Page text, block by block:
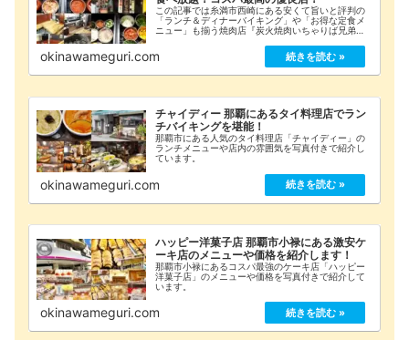
この記事では糸満市西崎にある安くて旨いと評判の
「ランチ＆ディナーバイキング」や「お得な定食メ
ニュー」も揃う焼肉店『炭火焼肉いちゃりば兄弟』
店舗情報」をまとめてみましたのでご覧ください！
okinawameguri.com
チャイディー 那覇にあるタイ料理店でラン
チバイキングを堪能！
那覇市にある人気のタイ料理店「チャイディー」の
ランチメニューや店内の雰囲気を写真付きで紹介し
ています。
okinawameguri.com
ハッピー洋菓子店 那覇市小禄にある激安ケ
ーキ店のメニューや価格を紹介します！
那覇市小禄にあるコスパ最強のケーキ店「ハッピー
洋菓子店」のメニューや価格を写真付きで紹介して
います。
okinawameguri.com